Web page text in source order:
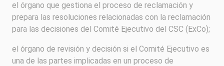
el órgano que gestiona el proceso de reclamación y
prepara las resoluciones relacionadas con la reclamación
para las decisiones del Comité Ejecutivo del CSC (ExCo);
el órgano de revisión y decisión si el Comité Ejecutivo es
una de las partes implicadas en un proceso de